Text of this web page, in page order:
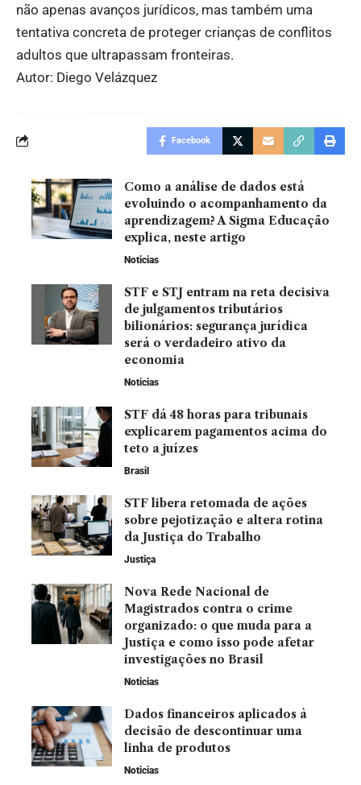
não apenas avanços jurídicos, mas também uma
tentativa concreta de proteger crianças de conflitos
adultos que ultrapassam fronteiras.
Autor: Diego Velázquez
Facebook
Como a análise de dados está
evoluindo o acompanhamento da
aprendizagem? A Sigma Educação
explica, neste artigo
Noticias
STF e STJ entram na reta decisiva
de julgamentos tributários
bilionários: segurança jurídica
será o verdadeiro ativo da
economia
Noticias
STF dá 48 horas para tribunais
explicarem pagamentos acima do
teto a juízes
Brasil
STF libera retomada de ações
sobre pejotização e altera rotina
da Justiça do Trabalho
Justiça
Nova Rede Nacional de
Magistrados contra o crime
organizado: o que muda para a
Justiça e como isso pode afetar
investigações no Brasil
Noticias
Dados financeiros aplicados à
decisão de descontinuar uma
linha de produtos
Noticias